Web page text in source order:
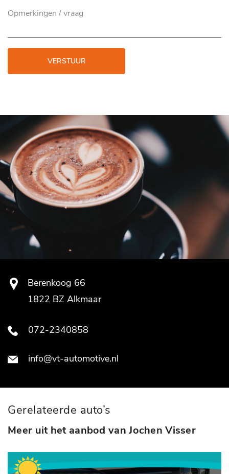
VERSTUUR
Berenkoog 66
1822 BZ Alkmaar
072-2340858
info@vt-automotive.nl
Gerelateerde auto’s
Meer uit het aanbod van Jochen Visser